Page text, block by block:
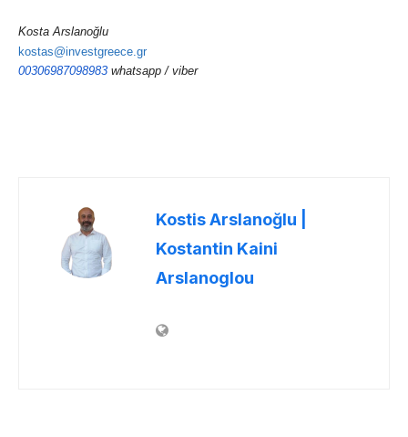
Kosta Arslanoğlu
kostas@investgreece.gr
00306987098983 whatsapp / viber
Kostis Arslanoğlu |
Kostantin Kaini
Arslanoglou